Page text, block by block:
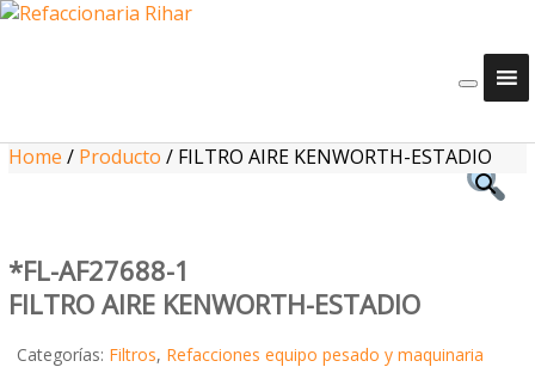
Home / Producto / FILTRO AIRE KENWORTH-ESTADIO
*FL-AF27688-1
FILTRO AIRE KENWORTH-ESTADIO
Categorías: Filtros, Refacciones equipo pesado y maquinaria